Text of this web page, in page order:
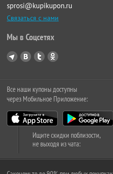
sprosi@kupikupon.ru
Связаться с нами
Мы в Соцсетях
Все наши купоны доступны
через Мобильное Приложение:
Ищите скидки поблизости,
не выходя из чата: